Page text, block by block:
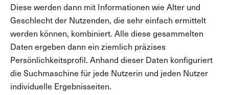
Diese werden dann mit Informationen wie Alter und
Geschlecht der Nutzenden, die sehr einfach ermittelt
werden können, kombiniert. Alle diese gesammelten
Daten ergeben dann ein ziemlich präzises
Persönlichkeitsprofil. Anhand dieser Daten konfiguriert
die Suchmaschine für jede Nutzerin und jeden Nutzer
individuelle Ergebnisseiten.